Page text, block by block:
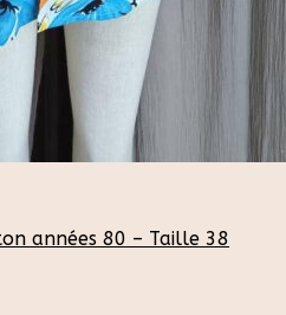
années 80 – Taille 38